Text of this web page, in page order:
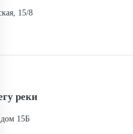
15/8
реки
дом 15Б